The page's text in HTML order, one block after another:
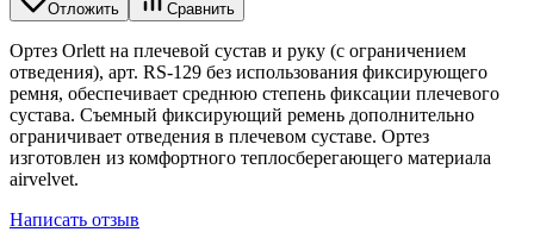
Отложить Сравнить
Ортез Orlett на плечевой сустав и руку (с ограничением
отведения), арт. RS-129 без использования фиксирующего
ремня, обеспечивает среднюю степень фиксации плечевого
сустава. Съемный фиксирующий ремень дополнительно
ограничивает отведения в плечевом суставе. Ортез
изготовлен из комфортного теплосберегающего материала
airvelvet.
Написать отзыв